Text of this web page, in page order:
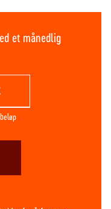
et månedlig